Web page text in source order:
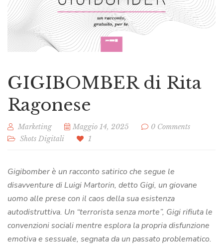
GIGIBOMBER di Rita
Ragonese
Marketing Maggio 14, 2025
0 Comments
Shots Digitali
1
Gigibomber è un racconto satirico che segue le
disavventure di Luigi Martorin, detto Gigi, un giovane
uomo alle prese con il caos della sua esistenza
autodistruttiva. Un “terrorista senza morte”, Gigi rifiuta le
convenzioni sociali mentre esplora la propria disfunzione
emotiva e sessuale, segnata da un passato problematico.